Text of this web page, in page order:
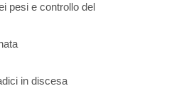
pesi e controllo del
in discesa